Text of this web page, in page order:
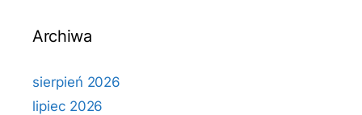
Archiwa
sierpień 2026
lipiec 2026